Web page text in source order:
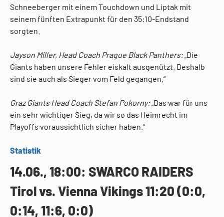
Schneeberger mit einem Touchdown und Liptak mit
seinem fünften Extrapunkt für den 35:10-Endstand
sorgten.
Jayson Miller, Head Coach Prague Black Panthers:„Die
Giants haben unsere Fehler eiskalt ausgenützt. Deshalb
sind sie auch als Sieger vom Feld gegangen.“
Graz Giants Head Coach Stefan Pokorny:„Das war für uns
ein sehr wichtiger Sieg, da wir so das Heimrecht im
Playoffs voraussichtlich sicher haben.“
Statistik
14.06., 18:00: SWARCO RAIDERS
Tirol vs. Vienna Vikings 11:20 (0:0,
0:14, 11:6, 0:0)